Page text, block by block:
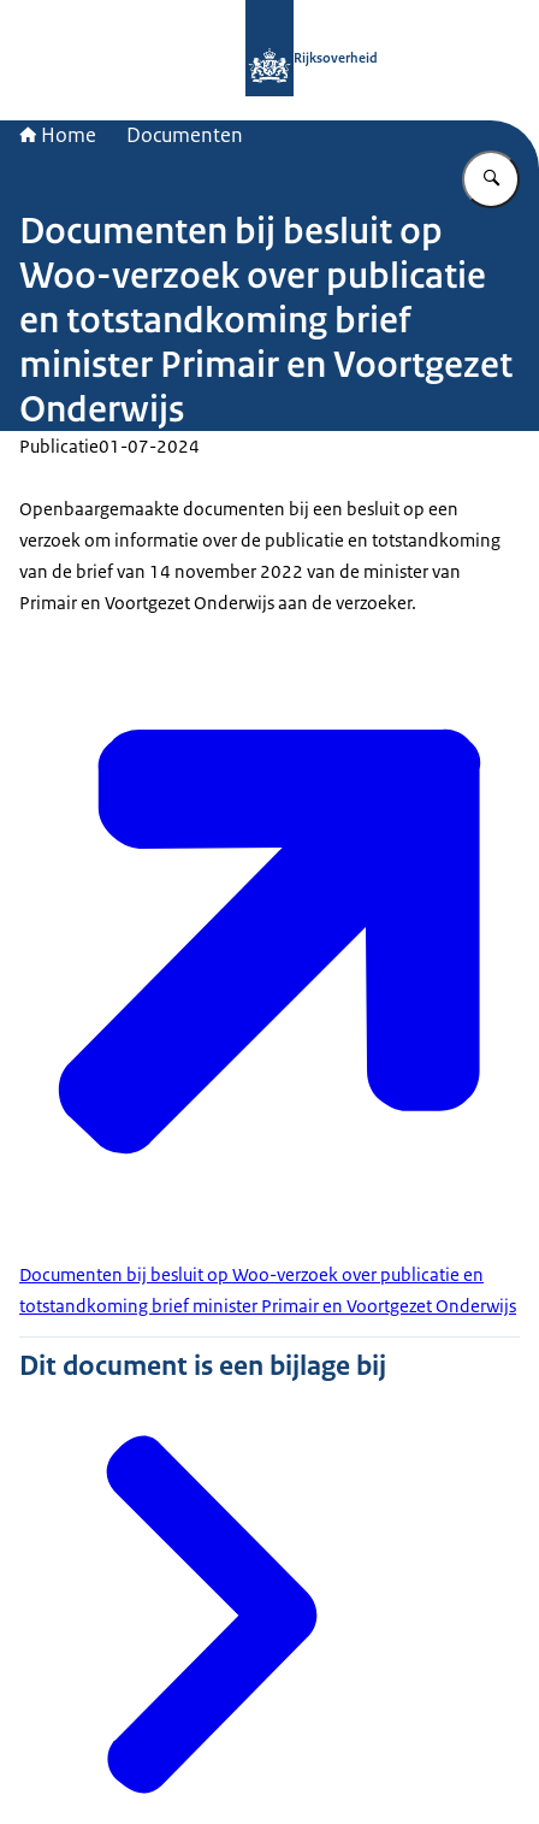
Rijksoverheid
Home Documenten
Documenten bij besluit op
Woo-verzoek over publicatie
en totstandkoming brief
minister Primair en Voortgezet
Onderwijs
Publicatie01-07-2024
Openbaargemaakte documenten bij een besluit op een
verzoek om informatie over de publicatie en totstandkoming
van de brief van 14 november 2022 van de minister van
Primair en Voortgezet Onderwijs aan de verzoeker.
Documenten bij besluit op Woo-verzoek over publicatie en
totstandkoming brief minister Primair en Voortgezet Onderwijs
Dit document is een bijlage bij